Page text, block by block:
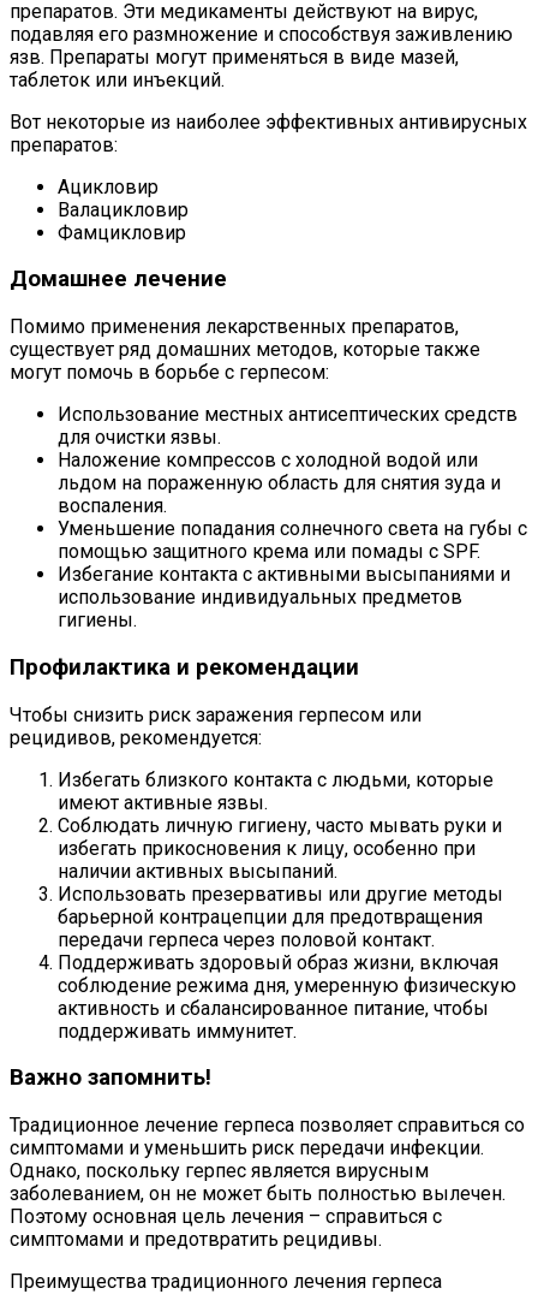
препаратов. Эти медикаменты действуют на вирус,
подавляя его размножение и способствуя заживлению
язв. Препараты могут применяться в виде мазей,
таблеток или инъекций.
Вот некоторые из наиболее эффективных антивирусных
препаратов:
Ацикловир
Валацикловир
Фамцикловир
Домашнее лечение
Помимо применения лекарственных препаратов,
существует ряд домашних методов, которые также
могут помочь в борьбе с герпесом:
Использование местных антисептических средств
для очистки язвы.
Наложение компрессов с холодной водой или
льдом на пораженную область для снятия зуда и
воспаления.
Уменьшение попадания солнечного света на губы с
помощью защитного крема или помады с SPF.
Избегание контакта с активными высыпаниями и
использование индивидуальных предметов
гигиены.
Профилактика и рекомендации
Чтобы снизить риск заражения герпесом или
рецидивов, рекомендуется:
Избегать близкого контакта с людьми, которые
имеют активные язвы.
Соблюдать личную гигиену, часто мывать руки и
избегать прикосновения к лицу, особенно при
наличии активных высыпаний.
Использовать презервативы или другие методы
барьерной контрацепции для предотвращения
передачи герпеса через половой контакт.
Поддерживать здоровый образ жизни, включая
соблюдение режима дня, умеренную физическую
активность и сбалансированное питание, чтобы
поддерживать иммунитет.
Важно запомнить!
Традиционное лечение герпеса позволяет справиться со
симптомами и уменьшить риск передачи инфекции.
Однако, поскольку герпес является вирусным
заболеванием, он не может быть полностью вылечен.
Поэтому основная цель лечения – справиться с
симптомами и предотвратить рецидивы.
Преимущества традиционного лечения герпеса